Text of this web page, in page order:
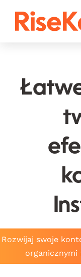
Twitter (𝕏)
Koszyk
Rozwijaj swoje
organicznymi